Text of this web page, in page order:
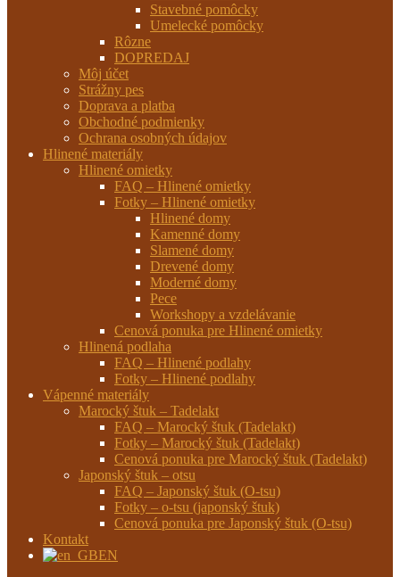
Stavebné pomôcky
Umelecké pomôcky
Rôzne
DOPREDAJ
Môj účet
Strážny pes
Doprava a platba
Obchodné podmienky
Ochrana osobných údajov
Hlinené materiály
Hlinené omietky
FAQ – Hlinené omietky
Fotky – Hlinené omietky
Hlinené domy
Kamenné domy
Slamené domy
Drevené domy
Moderné domy
Pece
Workshopy a vzdelávanie
Cenová ponuka pre Hlinené omietky
Hlinená podlaha
FAQ – Hlinené podlahy
Fotky – Hlinené podlahy
Vápenné materiály
Marocký štuk – Tadelakt
FAQ – Marocký štuk (Tadelakt)
Fotky – Marocký štuk (Tadelakt)
Cenová ponuka pre Marocký štuk (Tadelakt)
Japonský štuk – otsu
FAQ – Japonský štuk (O-tsu)
Fotky – o-tsu (japonský štuk)
Cenová ponuka pre Japonský štuk (O-tsu)
Kontakt
EN